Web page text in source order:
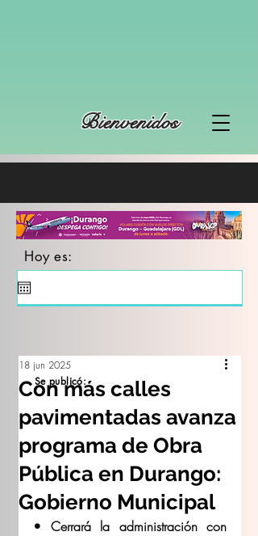
Bienvenidos
Hoy es:
Con más calles
pavimentadas avanza
programa de Obra
Pública en Durango:
Gobierno Municipal
18 jun 2025
• Cerrará la administración con
Se publicó: